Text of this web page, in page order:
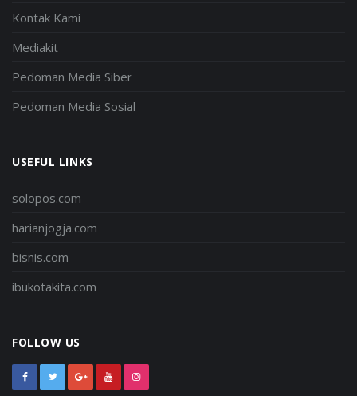
Kontak Kami
Mediakit
Pedoman Media Siber
Pedoman Media Sosial
USEFUL LINKS
solopos.com
harianjogja.com
bisnis.com
ibukotakita.com
FOLLOW US